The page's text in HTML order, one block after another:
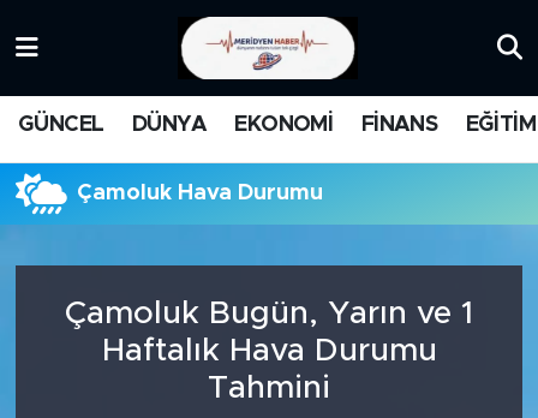
GÜNCEL DÜNYA EKONOMİ FİNANS EĞİTİM
Çamoluk Hava Durumu
Çamoluk Bugün, Yarın ve 1
Haftalık Hava Durumu
Tahmini
FİNANS
Süper Lig Puan Durumu ve Fikstür
Tüm Manşetler